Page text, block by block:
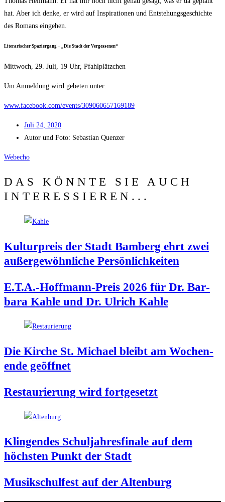
hat. Aber ich den­ke, er wird auf Inspi­ra­tio­nen und Ent­ste­hungs­ge­schich­te
des Romans eingehen.
Lite­ra­ri­scher Spa­zier­gang – „Die Stadt der Vergessenen“
Mitt­woch, 29. Juli, 19 Uhr, Pfahlplätzchen
Um Anmel­dung wird gebe­ten unter:
www.facebook.com/events/309060657169189
Juli 24, 2020
Autor und Foto: Sebas­ti­an Quenzer
Web­echo
DAS KÖNNTE SIE AUCH
INTERESSIEREN...
Kul­tur­preis der Stadt Bam­berg ehrt zwei
außer­ge­wöhn­li­che Persönlichkeiten
E.T.A.-Hoffmann-Preis 2026 für Dr. Bar­
ba­ra Kah­le und Dr. Ulrich Kahle
Die Kir­che St. Micha­el bleibt am Wochen­
en­de geöffnet
Restau­rie­rung wird fortgesetzt
Klin­gen­des Schul­jah­res­fi­na­le auf dem
höchs­ten Punkt der Stadt
Musik­schul­fest auf der Altenburg